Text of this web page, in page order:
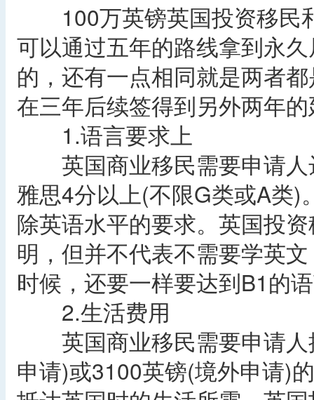
100万英镑英国投资移民
可以通过五年的路线拿到永
的，还有一点相同就是两者
在三年后续签得到另外两年
1.语言要求上
英国商业移民需要申请人
雅思4分以上(不限G类或A类)
除英语水平的要求。英国投
明，但并不代表不需要学英
时候，还要一样要达到B1的
2.生活费用
英国商业移民需要申请人
申请)或3100英镑(境外申请)